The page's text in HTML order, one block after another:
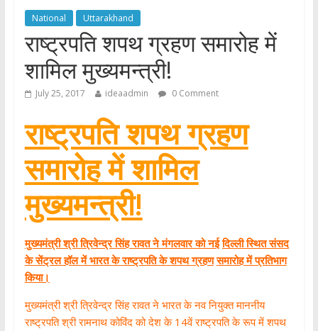
National Uttarakhand
राष्ट्रपति शपथ ग्रहण समारोह में
शामिल मुख्यमन्त्री!
July 25, 2017 ideaadmin 0 Comment
राष्ट्रपति शपथ ग्रहण
समारोह में शामिल
मुख्यमन्त्री!
मुख्यमंत्री श्री त्रिवेन्द्र सिंह रावत ने मंगलवार को नई दिल्ली स्थित संसद
के सेंट्रल हॉल में भारत के राष्ट्रपति के शपथ ग्रहण समारोह में प्रतिभाग
किया।
मुख्यमंत्री श्री त्रिवेन्द्र सिंह रावत ने भारत के नव नियुक्त माननीय
राष्ट्रपति श्री रामनाथ कोविंद को देश के 14वें राष्ट्रपति के रूप में शपथ